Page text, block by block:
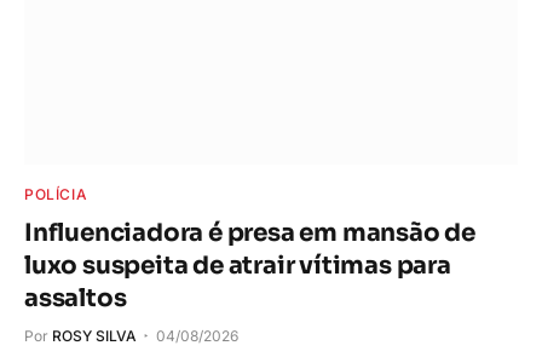
POLÍCIA
Influenciadora é presa em mansão de
luxo suspeita de atrair vítimas para
assaltos
Por ROSY SILVA 04/08/2026